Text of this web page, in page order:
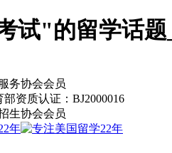
试"的留学话
务协会会员
部资质认证：BJ2000016
生协会会员
年